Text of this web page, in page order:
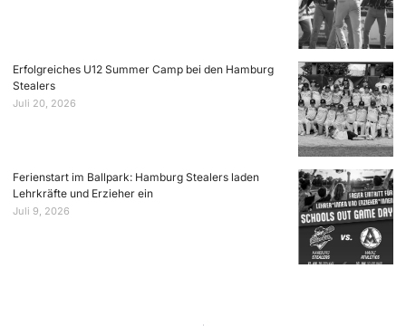
Erfolgreiches U12 Summer Camp bei den Hamburg
Stealers
Juli 20, 2026
Ferienstart im Ballpark: Hamburg Stealers laden
Lehrkräfte und Erzieher ein
Juli 9, 2026